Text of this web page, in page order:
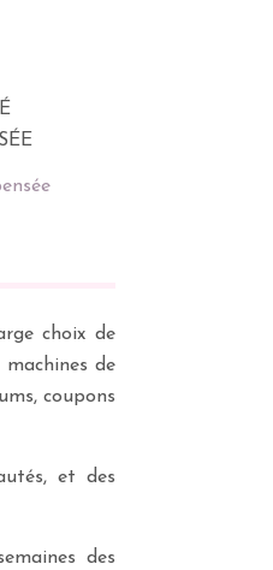
choix de
de
coupons
et des
des